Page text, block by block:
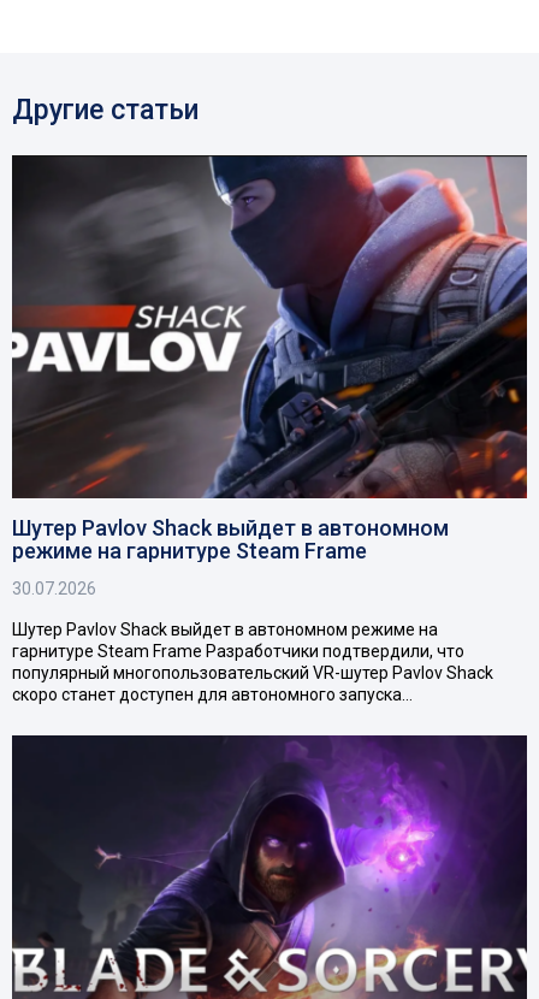
Другие статьи
Шутер Pavlov Shack выйдет в автономном
режиме на гарнитуре Steam Frame
30.07.2026
Шутер Pavlov Shack выйдет в автономном режиме на
гарнитуре Steam Frame Разработчики подтвердили, что
популярный многопользовательский VR-шутер Pavlov Shack
скоро станет доступен для автономного запуска…